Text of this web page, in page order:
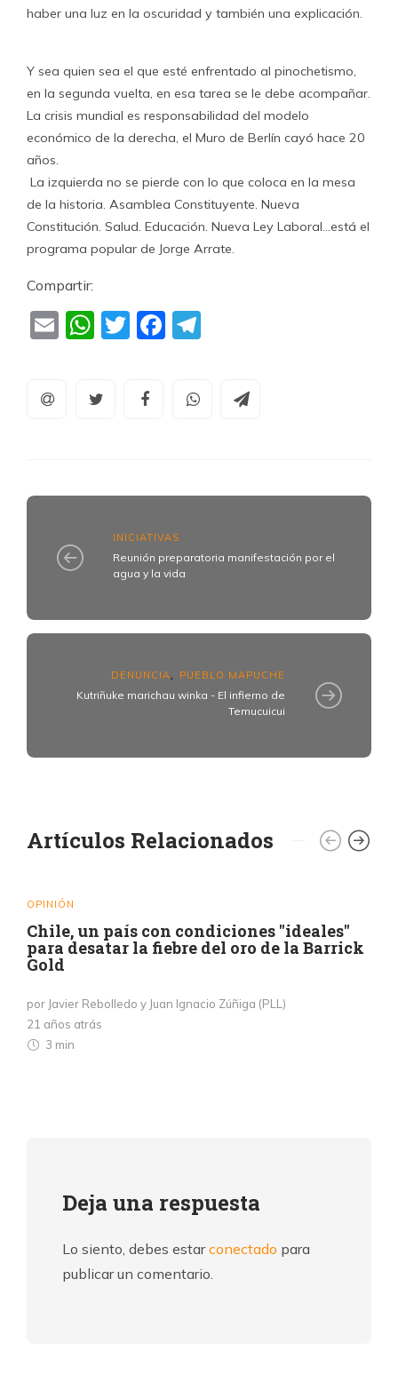
haber una luz en la oscuridad y también una explicación.
Y sea quien sea el que esté enfrentado al pinochetismo,
en la segunda vuelta, en esa tarea se le debe acompañar.
La crisis mundial es responsabilidad del modelo
económico de la derecha, el Muro de Berlín cayó hace 20
años.
La izquierda no se pierde con lo que coloca en la mesa
de la historia. Asamblea Constituyente. Nueva
Constitución. Salud. Educación. Nueva Ley Laboral…está el
programa popular de Jorge Arrate.
Compartir:
EmailWhatsApp
TwitterFacebook
INICIATIVAS
Reunión preparatoria manifestación por el
agua y la vida
DENUNCIA PUEBLO MAPUCHE
Kutriñuke marichau winka - El infierno de
Temucuicui
Artículos Relacionados
OPINIÓN
Chile, un país con condiciones "ideales"
para desatar la fiebre del oro de la Barrick
Gold
por Javier Rebolledo y Juan Ignacio Zúñiga (PLL)
21 años atrás
3 min
Deja una respuesta
Lo siento, debes estarconectado para
publicar un comentario.